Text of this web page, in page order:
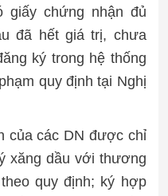
giấy chứng nhận đủ
đã hết giá trị, chưa
ký trong hệ thống
quy định tại Nghị
của các DN được chỉ
xăng dầu với thương
quy định; ký hợp